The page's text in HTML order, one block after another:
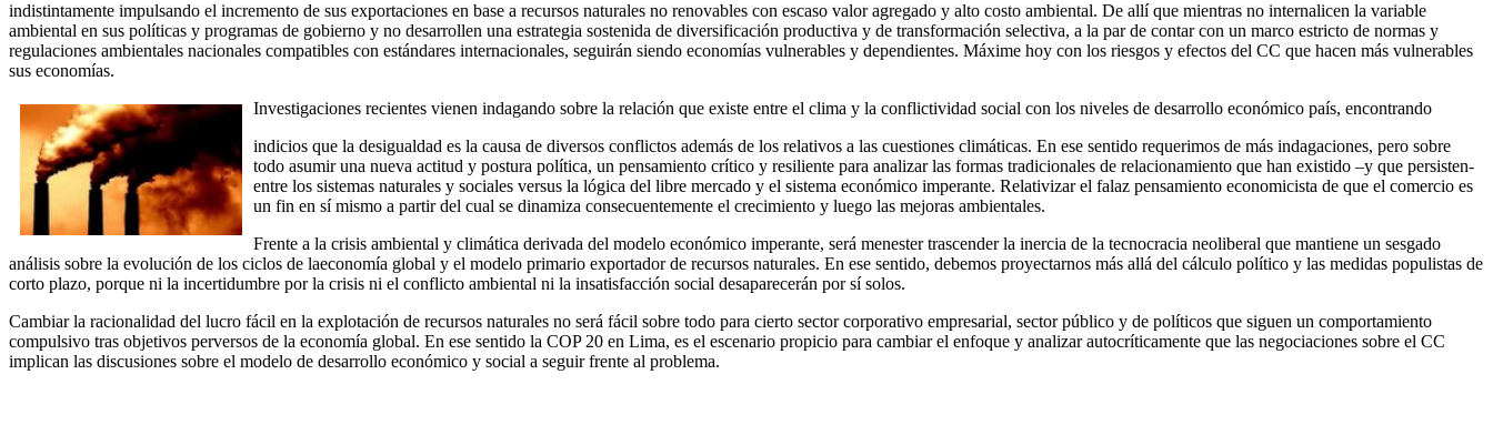
indistintamente impulsando el incremento de sus exportaciones en base a recursos naturales no renovables con escaso valor agregado y alto costo ambiental. De allí que mientras no internalicen la variable
ambiental en sus políticas y programas de gobierno y no desarrollen una estrategia sostenida de diversificación productiva y de transformación selectiva, a la par de contar con un marco estricto de normas y
regulaciones ambientales nacionales compatibles con estándares internacionales, seguirán siendo economías vulnerables y dependientes. Máxime hoy con los riesgos y efectos del CC que hacen más vulnerables
sus economías.
Investigaciones recientes vienen indagando sobre la relación que existe entre el clima y la conflictividad social con los niveles de desarrollo económico país, encontrando
indicios que la desigualdad es la causa de diversos conflictos además de los relativos a las cuestiones climáticas. En ese sentido requerimos de más indagaciones, pero sobre
todo asumir una nueva actitud y postura política, un pensamiento crítico y resiliente para analizar las formas tradicionales de relacionamiento que han existido –y que persisten-
entre los sistemas naturales y sociales versus la lógica del libre mercado y el sistema económico imperante. Relativizar el falaz pensamiento economicista de que el comercio es
un fin en sí mismo a partir del cual se dinamiza consecuentemente el crecimiento y luego las mejoras ambientales.
Frente a la crisis ambiental y climática derivada del modelo económico imperante, será menester trascender la inercia de la tecnocracia neoliberal que mantiene un sesgado
análisis sobre la evolución de los ciclos de laeconomía global y el modelo primario exportador de recursos naturales. En ese sentido, debemos proyectarnos más allá del cálculo político y las medidas populistas de
corto plazo, porque ni la incertidumbre por la crisis ni el conflicto ambiental ni la insatisfacción social desaparecerán por sí solos.
Cambiar la racionalidad del lucro fácil en la explotación de recursos naturales no será fácil sobre todo para cierto sector corporativo empresarial, sector público y de políticos que siguen un comportamiento
compulsivo tras objetivos perversos de la economía global. En ese sentido la COP 20 en Lima, es el escenario propicio para cambiar el enfoque y analizar autocríticamente que las negociaciones sobre el CC
implican las discusiones sobre el modelo de desarrollo económico y social a seguir frente al problema.